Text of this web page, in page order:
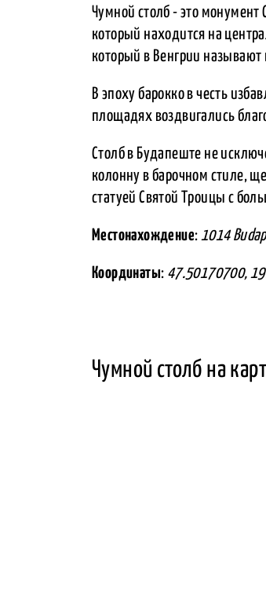
Чумной столб - это
который находится на
который в Венгрии
В эпоху барокко в честь
площадях воздвигались
Столб в Будапеште не
колонну в барочном стиле,
статуей Святой Троицы с
Местонахождение: 1014
Координаты: 47.50170700,
Чумной столб на